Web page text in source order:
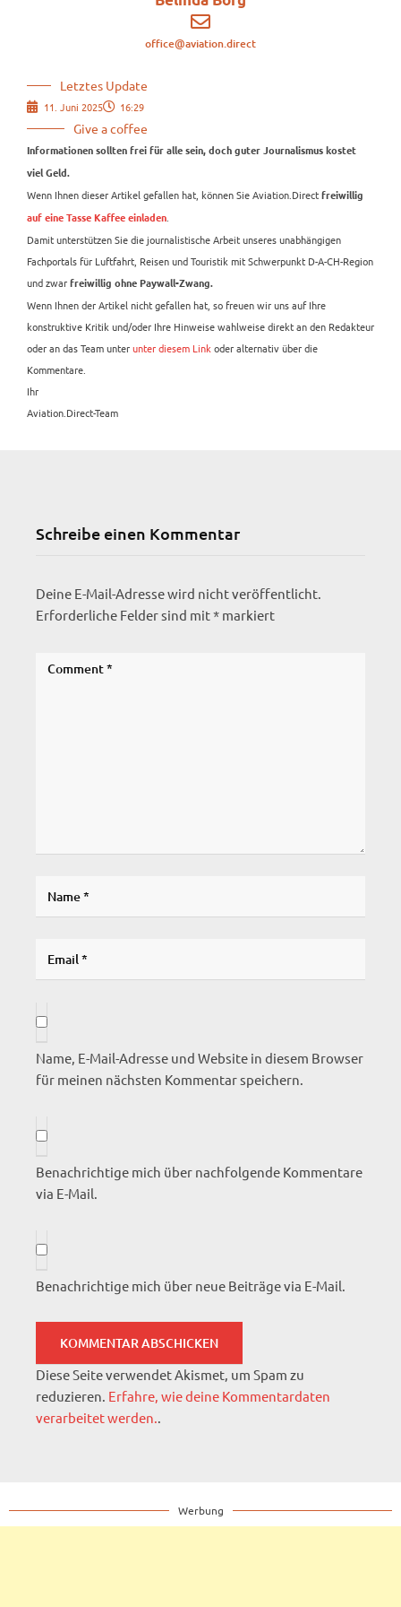
office@aviation.direct
Letztes Update
11. Juni 2025 16:29
Give a coffee
Informationen sollten frei für alle sein, doch guter Journalismus kostet
viel Geld.
Wenn Ihnen dieser Artikel gefallen hat, können Sie Aviation.Direct freiwillig
auf eine Tasse Kaffee einladen
Damit unterstützen Sie die journalistische Arbeit unseres unabhängigen
Fachportals für Luftfahrt, Reisen und Touristik mit Schwerpunkt D-A-CH-Region
und zwar freiwillig ohne Paywall-Zwang.
Wenn Ihnen der Artikel nicht gefallen hat, so freuen wir uns auf Ihre
konstruktive Kritik und/oder Ihre Hinweise wahlweise direkt an den Redakteur
oder an das Team unterunter diesem Link oder alternativ über die
Kommentare.
Ihr
Aviation.Direct-Team
Schreibe einen Kommentar
Deine E-Mail-Adresse wird nicht veröffentlicht.
Erforderliche Felder sind mit* markiert
Name, E-Mail-Adresse und Website in diesem Browser
für meinen nächsten Kommentar speichern.
Benachrichtige mich über nachfolgende Kommentare
via E-Mail.
Benachrichtige mich über neue Beiträge via E-Mail.
Diese Seite verwendet Akismet, um Spam zu
reduzieren. Erfahre, wie deine Kommentardaten
verarbeitet werden..
Werbung